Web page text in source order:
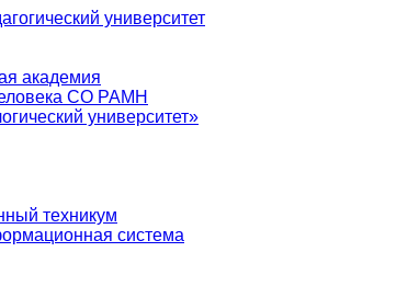
университет
академия
СО РАМН
университет»
техникум
система